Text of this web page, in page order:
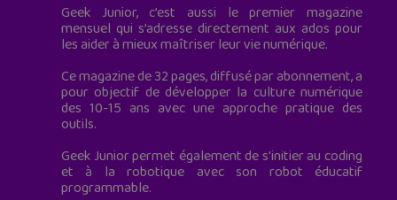
Geek Junior, c’est aussi le premier magazine
mensuel qui s’adresse directement aux ados pour
les aider à mieux maîtriser leur vie numérique.
Ce magazine de 32 pages, diffusé par abonnement, a
pour objectif de développer la culture numérique
des 10-15 ans avec une approche pratique des
outils.
Geek Junior permet également de s'initier au coding
et à la robotique avec son robot éducatif
programmable.